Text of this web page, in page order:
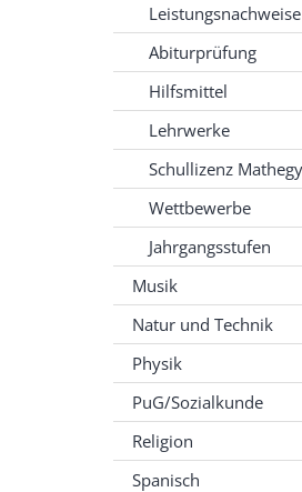
Leistungsnachweise
Abiturprüfung
Hilfsmittel
Lehrwerke
Schullizenz
Wettbewerbe
Jahrgangsstufen
Musik
Natur und Technik
Physik
PuG/Sozialkunde
Religion
Spanisch